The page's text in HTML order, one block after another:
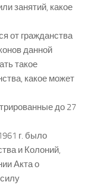
занятий, какое
от гражданства
данной
такое
какое может
до 27
г. было
и Колоний,
Акта о